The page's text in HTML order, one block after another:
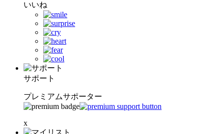
いいね
サポート
プレミアムサポーター
x